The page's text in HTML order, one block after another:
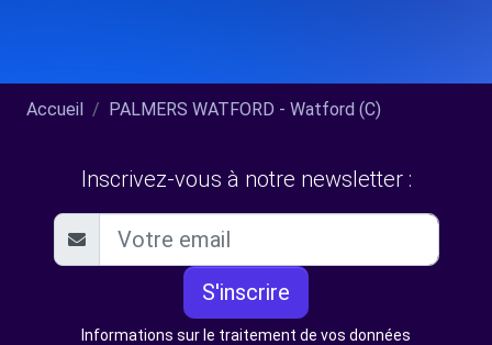
Accueil PALMERS WATFORD - Watford (C)
Inscrivez-vous à notre newsletter :
S'inscrire
Informations sur le traitement de vos données